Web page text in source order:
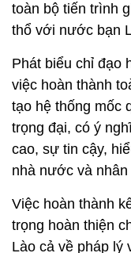
toàn bộ tiến trình
thổ với nước bạn
Phát biểu chỉ đạo
việc hoàn thành
tạo hệ thống mốc
trọng đại, có ý
cao, sự tin cậy,
nhà nước và
Việc hoàn thành
trọng hoàn thiện
Lào cả về pháp lý